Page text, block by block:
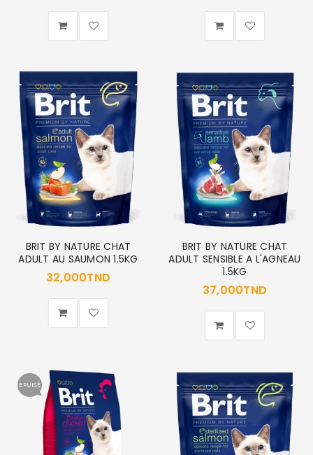
BRIT BY NATURE CHAT
ADULT AU SAUMON 1.5KG
32,000TND
BRIT BY NATURE CHAT
ADULT SENSIBLE A L'AGNEAU
1.5KG
37,000TND
EPUISÉ